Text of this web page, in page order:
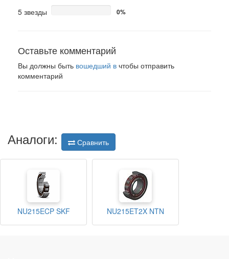
5 звезды 0%
Оставьте комментарий
Вы должны быть вошедший в чтобы отправить
комментарий
Аналоги: Сравнить
NU215ECP SKF NU215ET2X NTN